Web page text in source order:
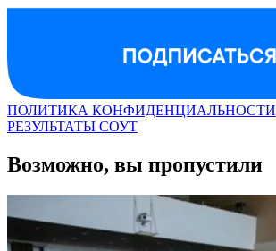
ПОЛИТИКА КОНФИДЕНЦИАЛЬНОСТИ
РЕЗУЛЬТАТЫ СОУТ
Возможно, вы пропустили